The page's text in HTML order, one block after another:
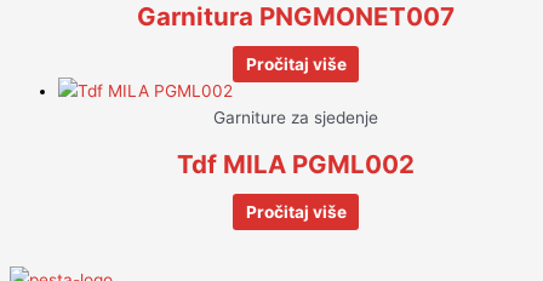
Garnitura PNGMONET007
Pročitaj više
Garniture za sjedenje
Tdf MILA PGML002
Pročitaj više